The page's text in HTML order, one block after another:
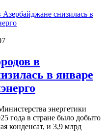
в
в январе
энергетики
года в стране было добыто
конденсат, и 3,9 млрд